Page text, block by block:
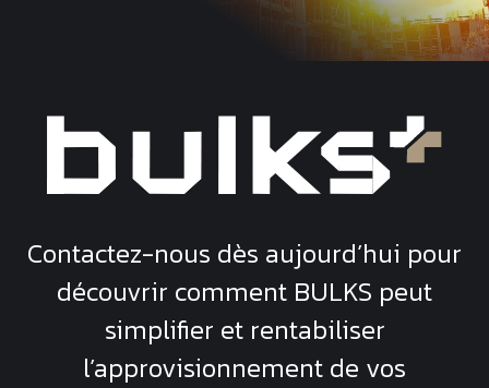
Contactez-nous dès aujourd’hui pour
découvrir comment BULKS peut
simplifier et rentabiliser
l’approvisionnement de vos